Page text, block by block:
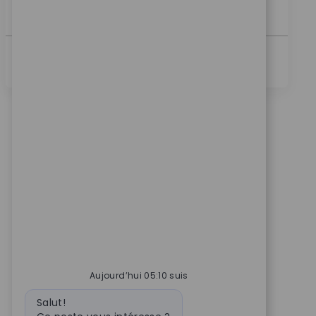
Aujourd’hui 05:10 suis
Message du bot
Salut!